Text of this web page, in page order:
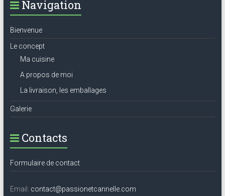
Navigation
Bienvenue
Le concept
Ma cuisine
A propos de moi
La livraison, les emballages
Galerie
Contacts
Formulaire de contact
Email: contact@passionetcannelle.com